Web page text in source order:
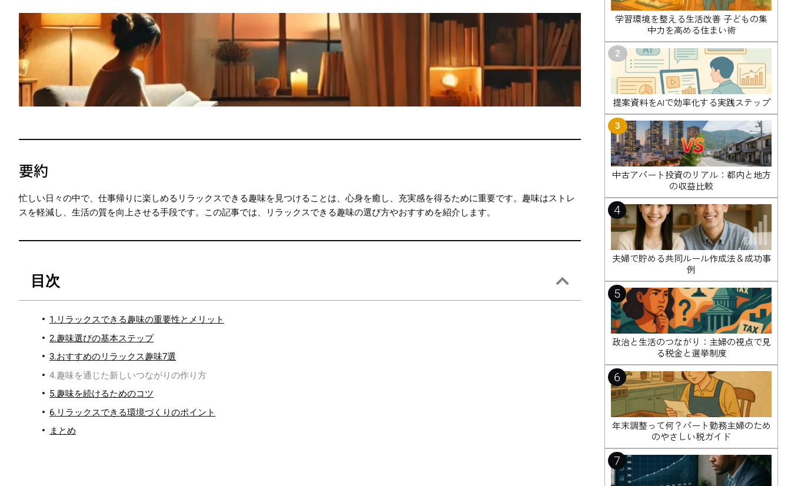
要約
忙しい日々の中で、仕事帰りに楽しめるリラックスできる趣味を見つけることは、心身を癒し、充実感を得るために重要です。趣味はストレ
スを軽減し、生活の質を向上させる手段です。この記事では、リラックスできる趣味の選び方やおすすめを紹介します。
目次
1.リラックスできる趣味の重要性とメリット
2.趣味選びの基本ステップ
3.おすすめのリラックス趣味7選
4.趣味を通じた新しいつながりの作り方
5.趣味を続けるためのコツ
6.リラックスできる環境づくりのポイント
まとめ
学習環境を整える生活改善 子どもの集
中力を高める住まい術
2
提案資料をAIで効率化する実践ステップ
3
中古アパート投資のリアル：都内と地方
の収益比較
4
夫婦で貯める共同ルール作成法＆成功事
例
5
政治と生活のつながり：主婦の視点で見
る税金と選挙制度
6
年末調整って何？パート勤務主婦のため
のやさしい税ガイド
7